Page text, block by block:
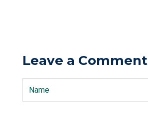
Leave a Comment